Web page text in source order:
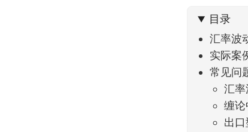
目录
汇率波
实际案
常见问
汇率
缠论
出